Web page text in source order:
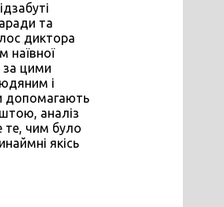
та
диктора
наївної
за цими
і
допомагають
аналіз
те, чим було
якісь